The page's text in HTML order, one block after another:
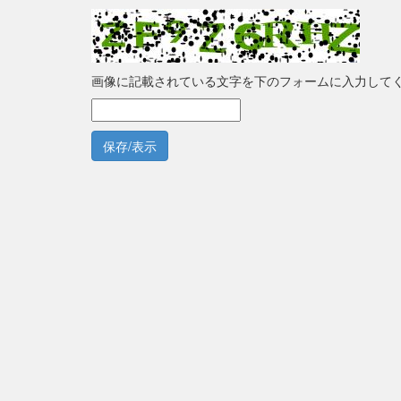
画像に記載されている文字を下のフォームに入力して
保存/表示